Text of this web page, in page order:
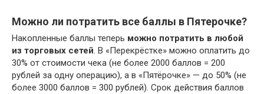
Можно ли потратить все баллы в Пятерочке?
Накопленные баллы теперь можно потратить в любой
из торговых сетей. В «Перекрёстке» можно оплатить до
30% от стоимости чека (не более 2000 баллов = 200
рублей за одну операцию), а в «Пятёрочке» — до 50% (не
более 3000 баллов = 300 рублей). Срок действия баллов